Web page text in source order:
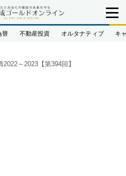
替 不動産投資 オルタナティブ キ
～2023【第394回】